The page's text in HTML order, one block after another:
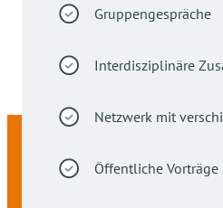
Gruppengespräche
Interdisziplinäre
Netzwerk mit
Öffentliche Vorträge